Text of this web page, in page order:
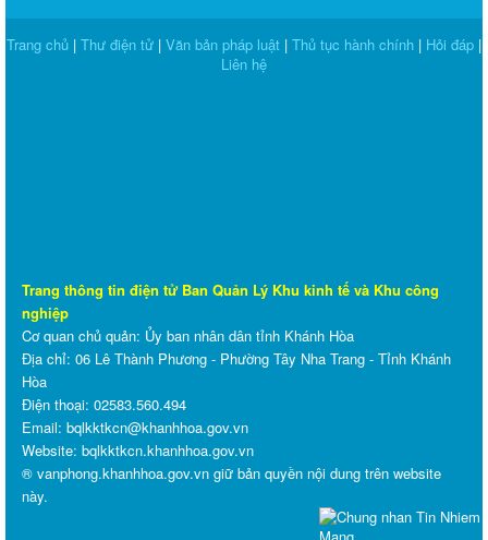
Trang chủ | Thư điện tử | Văn bản pháp luật | Thủ tục hành chính | Hỏi đáp |
Liên hệ
Trang thông tin điện tử Ban Quản Lý Khu kinh tế và Khu công
nghiệp
Cơ quan chủ quản: Ủy ban nhân dân tỉnh Khánh Hòa
Địa chỉ: 06 Lê Thành Phương - Phường Tây Nha Trang - Tỉnh Khánh
Hòa
Điện thoại: 02583.560.494
Email: bqlkktkcn@khanhhoa.gov.vn
Website: bqlkktkcn.khanhhoa.gov.vn
® vanphong.khanhhoa.gov.vn giữ bản quyền nội dung trên website
này.